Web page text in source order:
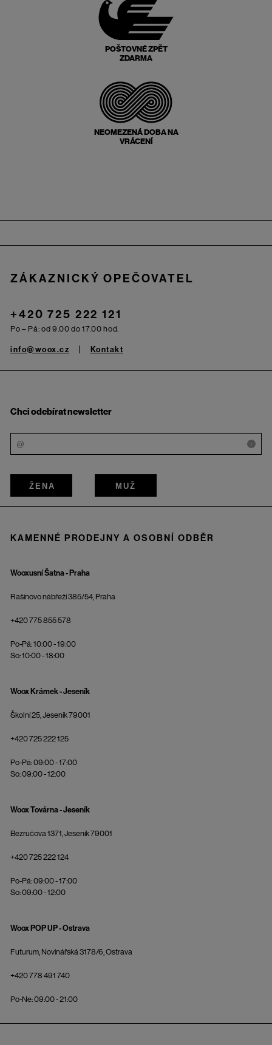
POŠTOVNÉ ZPĚT
ZDARMA
NEOMEZENÁ DOBA NA
VRÁCENÍ
ZÁKAZNICKÝ OPEČOVATEL
+420 725 222 121
Po – Pá: od 9.00 do 17.00 hod.
info@woox.cz Kontakt
Chci odebírat newsletter
i
ŽENA MUŽ
KAMENNÉ PRODEJNY A OSOBNÍ ODBĚR
Wooxusní Šatna - Praha
Rašínovo nábřeží 385/54, Praha
+420 775 855 578
Po-Pá: 10:00 - 19:00
So: 10:00 - 18:00
Woox Krámek - Jeseník
Školní 25, Jeseník 79001
+420 725 222 125
Po-Pá: 09:00 - 17:00
So: 09:00 - 12:00
Woox Továrna - Jeseník
Bezručova 1371, Jeseník 79001
+420 725 222 124
Po-Pá: 09:00 - 17:00
So: 09:00 - 12:00
Woox POP UP - Ostrava
Futurum, Novinářská 3178/6, Ostrava
+420 778 491 740
Po-Ne: 09:00 - 21:00